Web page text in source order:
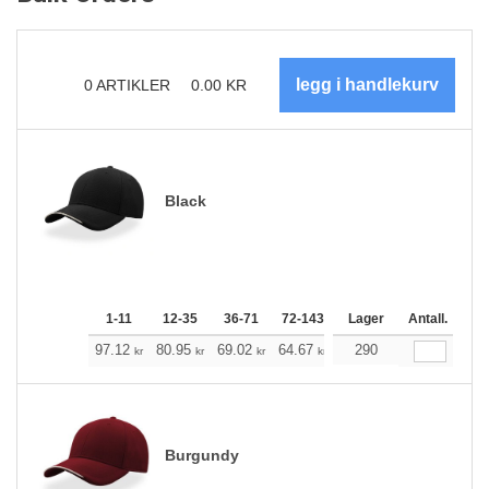
0ARTIKLER 0.00 KR
Black
1-11 12-35 36-71 72-143 144-287 288 +
Lager Antall.
97.12 kr 80.95 kr 69.02 kr 64.67 kr 61.44
290
Burgundy